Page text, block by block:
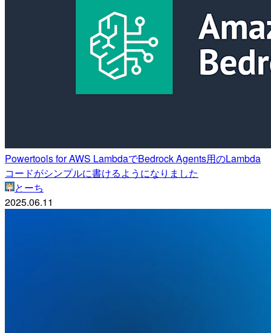
Powertools for AWS LambdaでBedrock Agents用のLambda
コードがシンプルに書けるようになりました
とーち
2025.06.11